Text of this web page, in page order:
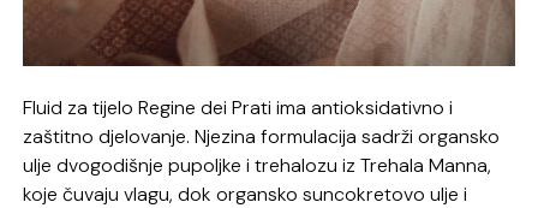
Fluid za tijelo Regine dei Prati ima antioksidativno i
zaštitno djelovanje. Njezina formulacija sadrži organsko
ulje dvogodišnje pupoljke i trehalozu iz Trehala Manna,
koje čuvaju vlagu, dok organsko suncokretovo ulje i